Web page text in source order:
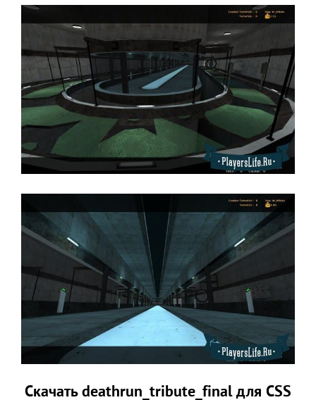
Скачать deathrun_tribute_final для CSS